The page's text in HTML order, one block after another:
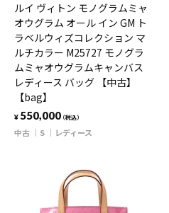
ルイ ヴィトン モノグラムミャ
オウグラム オール イン GM ト
ラベルウィズコレクション マ
ルチカラー M25727 モノグラ
ムミャオウグラムキャンバス
レディース バッグ 【中古】
【bag】
¥ 550,000（税込）
中古 S レディース